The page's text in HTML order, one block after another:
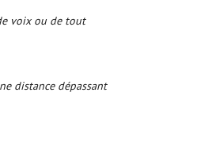
voix ou de tout
distance dépassant